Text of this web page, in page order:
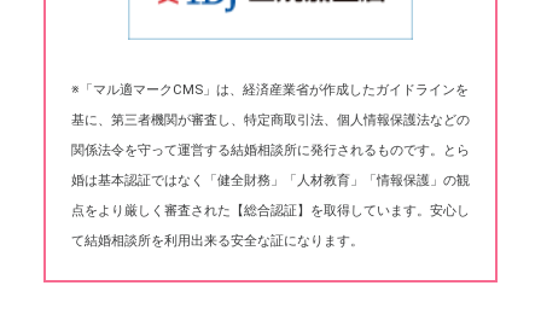
※「マル適マークCMS」は、経済産業省が作成したガイドラインを
基に、第三者機関が審査し、特定商取引法、個人情報保護法などの
関係法令を守って運営する結婚相談所に発行されるものです。とら
婚は基本認証ではなく「健全財務」「人材教育」「情報保護」の観
点をより厳しく審査された【総合認証】を取得しています。安心し
て結婚相談所を利用出来る安全な証になります。